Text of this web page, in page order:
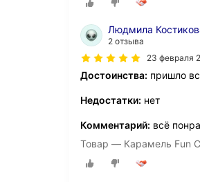
Людмила
2 отзыва
23 февраля
Достоинства: пришло
Недостатки: нет
Комментарий: всё
Товар — Карамель Fun